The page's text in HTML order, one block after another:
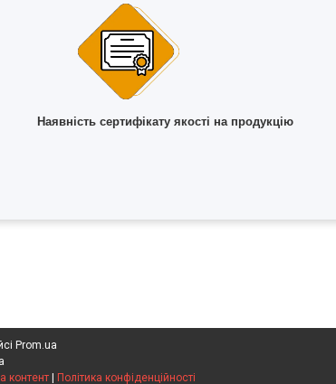
Наявність сертифікату якості на продукцію
Prom.ua
контент Політика конфіденційності